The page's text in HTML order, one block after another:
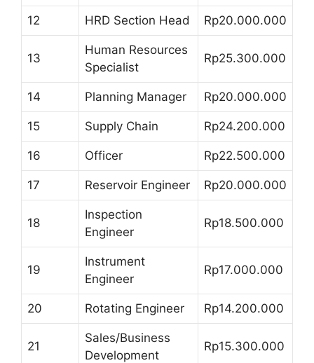
12 HRD Section Head Rp20.000.000
13
Human Resources
Specialist
Rp25.300.000
14 Planning Manager Rp20.000.000
15 Supply Chain Rp24.200.000
16 Officer Rp22.500.000
17 Reservoir Engineer Rp20.000.000
18
Inspection
Engineer
Rp18.500.000
19
Instrument
Engineer
Rp17.000.000
20 Rotating Engineer Rp14.200.000
21
Sales/Business
Development
Rp15.300.000